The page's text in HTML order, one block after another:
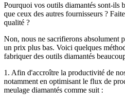
Pourquoi vos outils diamantés sont-ils
que ceux des autres fournisseurs ?
qualité ?
Non, nous ne sacrifierons absolument
un prix plus bas. Voici quelques
fabriquer des outils diamantés
1. Afin d'accroître la productivité de
notamment en optimisant le flux de
meulage diamantés comme suit :